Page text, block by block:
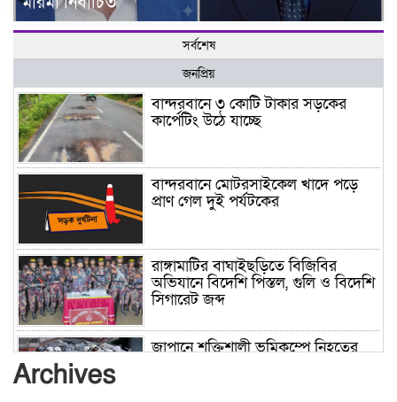
সর্বশেষ
জনপ্রিয়
বান্দরবানে ৩ কোটি টাকার সড়কের
কার্পেটিং উঠে যাচ্ছে
বান্দরবানে মোটরসাইকেল খাদে পড়ে
প্রাণ গেল দুই পর্যটকের
রাঙ্গামাটির বাঘাইছড়িতে বিজিবির
অভিযানে বিদেশি পিস্তল, গুলি ও বিদেশি
সিগারেট জব্দ
জাপানে শক্তিশালী ভূমিকম্পে নিহতের
Archives